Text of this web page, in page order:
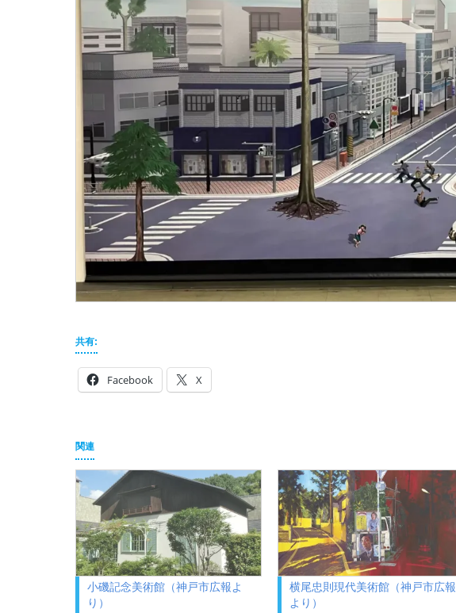
共有:
Facebook X
関連
小磯記念美術館（神戸市広報よ
り）
横尾忠則現代美術館（神戸市広報
より）